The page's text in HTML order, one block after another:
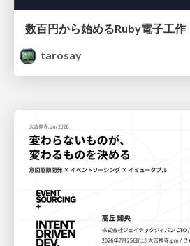
数百円から始めるRuby電子工作
tarosay